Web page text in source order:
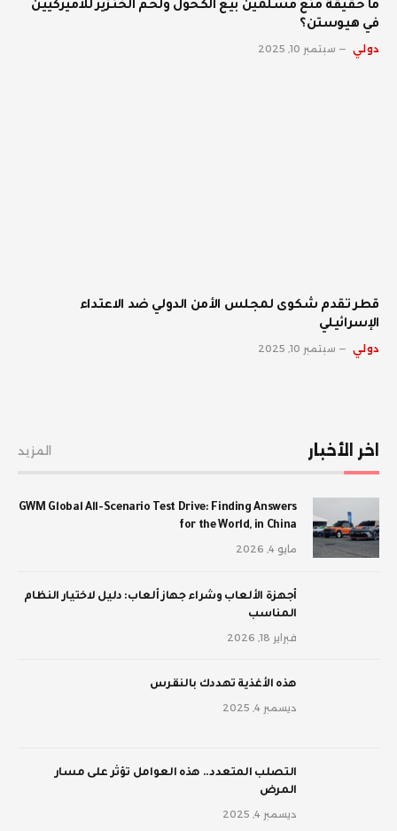
ما حقيقة منع مسلمين بيع الكحول ولحم الخنزير للأميركيين
في هيوستن؟
دولي سبتمبر 10, 2025
قطر تقدم شكوى لمجلس الأمن الدولي ضد الاعتداء
الإسرائيلي
دولي سبتمبر 10, 2025
اخر الأخبار المزيد
GWM Global All-Scenario Test Drive: Finding Answers
for the World, in China
مايو 4, 2026
أجهزة الألعاب وشراء جهاز ألعاب: دليل لاختيار النظام
المناسب
فبراير 18, 2026
‫هذه الأغذية تهددك بالنقرس
ديسمبر 4, 2025
‫التصلب المتعدد.. هذه العوامل تؤثر على مسار
المرض
ديسمبر 4, 2025